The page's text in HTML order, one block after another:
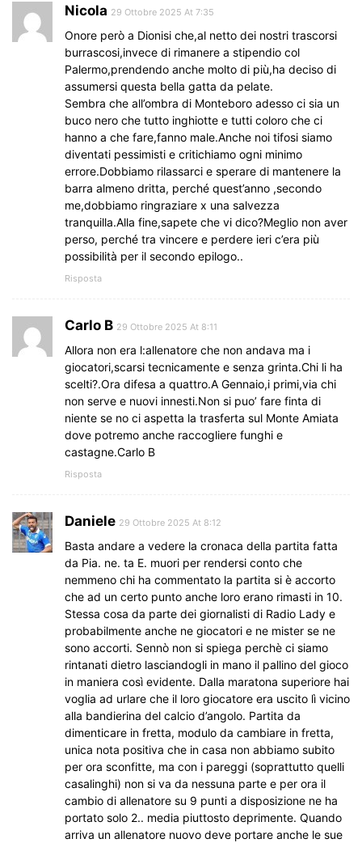
Nicola 29 Ottobre 2025 At 7:35
Onore però a Dionisi che,al netto dei nostri trascorsi
burrascosi,invece di rimanere a stipendio col
Palermo,prendendo anche molto di più,ha deciso di
assumersi questa bella gatta da pelate.
Sembra che all’ombra di Monteboro adesso ci sia un
buco nero che tutto inghiotte e tutti coloro che ci
hanno a che fare,fanno male.Anche noi tifosi siamo
diventati pessimisti e critichiamo ogni minimo
errore.Dobbiamo rilassarci e sperare di mantenere la
barra almeno dritta, perché quest’anno ,secondo
me,dobbiamo ringraziare x una salvezza
tranquilla.Alla fine,sapete che vi dico?Meglio non aver
perso, perché tra vincere e perdere ieri c’era più
possibilità per il secondo epilogo..
Risposta
Carlo B 29 Ottobre 2025 At 8:11
Allora non era l:allenatore che non andava ma i
giocatori,scarsi tecnicamente e senza grinta.Chi li ha
scelti?.Ora difesa a quattro.A Gennaio,i primi,via chi
non serve e nuovi innesti.Non si puo’ fare finta di
niente se no ci aspetta la trasferta sul Monte Amiata
dove potremo anche raccogliere funghi e
castagne.Carlo B
Risposta
Daniele 29 Ottobre 2025 At 8:12
Basta andare a vedere la cronaca della partita fatta
da Pia. ne. ta E. muori per rendersi conto che
nemmeno chi ha commentato la partita si è accorto
che ad un certo punto anche loro erano rimasti in 10.
Stessa cosa da parte dei giornalisti di Radio Lady e
probabilmente anche ne giocatori e ne mister se ne
sono accorti. Sennò non si spiega perchè ci siamo
rintanati dietro lasciandogli in mano il pallino del gioco
in maniera così evidente. Dalla maratona superiore hai
voglia ad urlare che il loro giocatore era uscito lì vicino
alla bandierina del calcio d’angolo. Partita da
dimenticare in fretta, modulo da cambiare in fretta,
unica nota positiva che in casa non abbiamo subito
per ora sconfitte, ma con i pareggi (soprattutto quelli
casalinghi) non si va da nessuna parte e per ora il
cambio di allenatore su 9 punti a disposizione ne ha
portato solo 2.. media piuttosto deprimente. Quando
arriva un allenatore nuovo deve portare anche le sue